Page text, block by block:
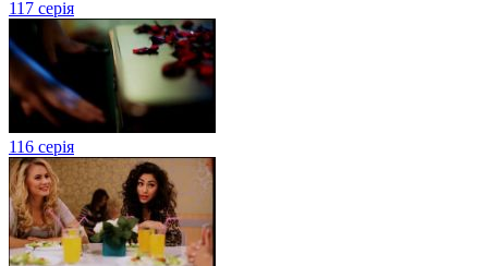
117 серія
116 серія